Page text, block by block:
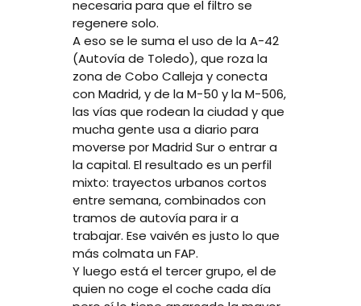
necesaria para que el filtro se
regenere solo.
A eso se le suma el uso de la A-42
(Autovía de Toledo), que roza la
zona de Cobo Calleja y conecta
con Madrid, y de la M-50 y la M-506,
las vías que rodean la ciudad y que
mucha gente usa a diario para
moverse por Madrid Sur o entrar a
la capital. El resultado es un perfil
mixto: trayectos urbanos cortos
entre semana, combinados con
tramos de autovía para ir a
trabajar. Ese vaivén es justo lo que
más colmata un FAP.
Y luego está el tercer grupo, el de
quien no coge el coche cada día